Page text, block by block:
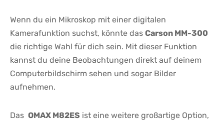
Wenn du ein Mikroskop mit einer digitalen⁤
Kamerafunktion suchst, könnte das​ Carson‌ MM-300
⁤die⁣ richtige Wahl​ für dich sein. ‌Mit dieser Funktion
kannst⁣ du deine Beobachtungen direkt auf deinem
Computerbildschirm sehen ‌und sogar Bilder
⁢aufnehmen.
Das ⁣ OMAX M82ES ist eine weitere großartige Option,